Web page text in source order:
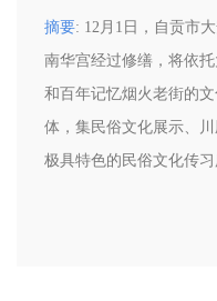
摘要: 12月1日，自贡市
南华宫经过修缮，将依
和百年记忆烟火老街的
体，集民俗文化展示、
极具特色的民俗文化传习